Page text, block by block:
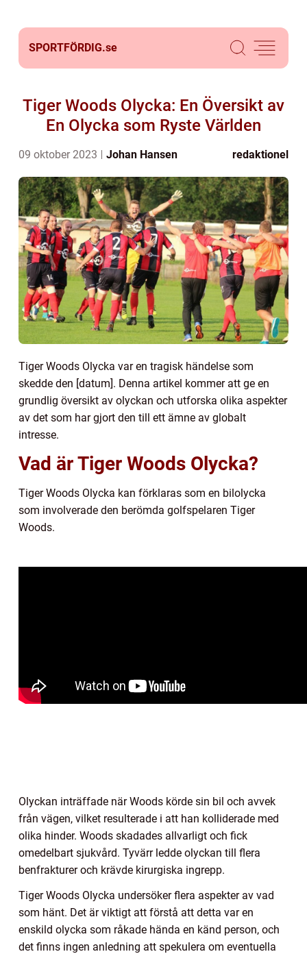
SPORTFÖRDIG.se
Tiger Woods Olycka: En Översikt av
En Olycka som Ryste Världen
09 oktober 2023 Johan Hansen redaktionel
Tiger Woods Olycka var en tragisk händelse som
skedde den [datum]. Denna artikel kommer att ge en
grundlig översikt av olyckan och utforska olika aspekter
av det som har gjort den till ett ämne av globalt
intresse.
Vad är Tiger Woods Olycka?
Tiger Woods Olycka kan förklaras som en bilolycka
som involverade den berömda golfspelaren Tiger
Woods.
Olyckan inträffade när Woods körde sin bil och avvek
från vägen, vilket resulterade i att han kolliderade med
olika hinder. Woods skadades allvarligt och fick
omedelbart sjukvård. Tyvärr ledde olyckan till flera
benfrakturer och krävde kirurgiska ingrepp.
Tiger Woods Olycka undersöker flera aspekter av vad
som hänt. Det är viktigt att förstå att detta var en
enskild olycka som råkade hända en känd person, och
det finns ingen anledning att spekulera om eventuella